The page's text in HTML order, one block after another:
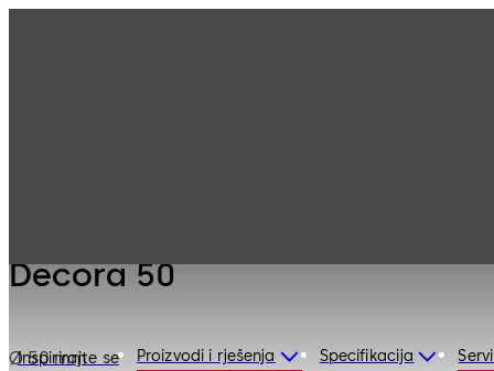
Inspirirajte se Proizvodi i rješenja Specifikacija
Decora 50
Ø 50 mm